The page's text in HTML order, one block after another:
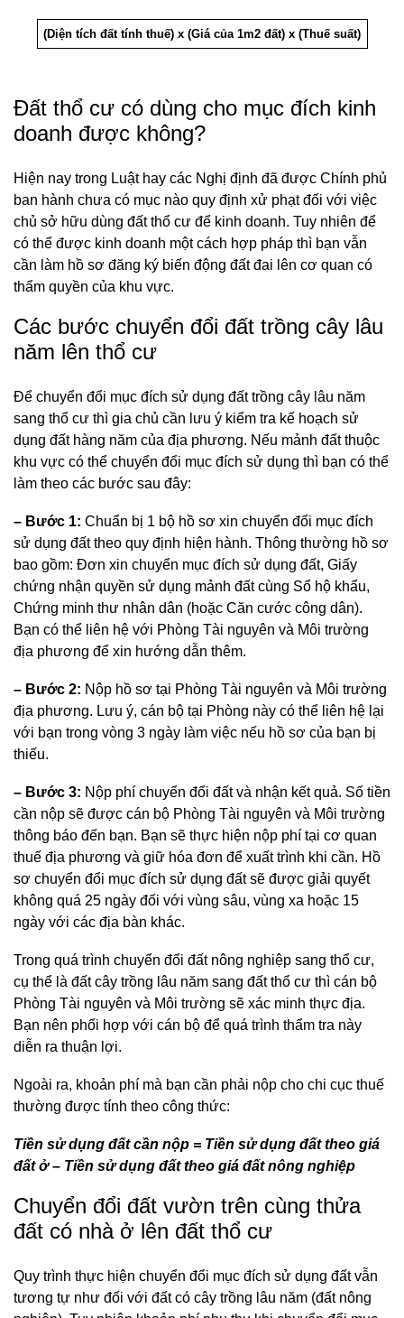
(Diện tích đất tính thuế) x (Giá của 1m2 đất) x (Thuế suất)
Đất thổ cư có dùng cho mục đích kinh
doanh được không?
Hiện nay trong Luật hay các Nghị định đã được Chính phủ
ban hành chưa có mục nào quy định xử phạt đối với việc
chủ sở hữu dùng đất thổ cư để kinh doanh. Tuy nhiên để
có thể được kinh doanh một cách hợp pháp thì bạn vẫn
cần làm hồ sơ đăng ký biến động đất đai lên cơ quan có
thẩm quyền của khu vực.
Các bước chuyển đổi đất trồng cây lâu
năm lên thổ cư
Để chuyển đổi mục đích sử dụng đất trồng cây lâu năm
sang thổ cư thì gia chủ cần lưu ý kiểm tra kế hoạch sử
dụng đất hàng năm của địa phương. Nếu mảnh đất thuộc
khu vực có thể chuyển đổi mục đích sử dụng thì bạn có thể
làm theo các bước sau đây:
– Bước 1: Chuẩn bị 1 bộ hồ sơ xin chuyển đổi mục đích
sử dụng đất theo quy định hiện hành. Thông thường hồ sơ
bao gồm: Đơn xin chuyển mục đích sử dụng đất, Giấy
chứng nhận quyền sử dụng mảnh đất cùng Sổ hộ khẩu,
Chứng minh thư nhân dân (hoặc Căn cước công dân).
Bạn có thể liên hệ với Phòng Tài nguyên và Môi trường
địa phương để xin hướng dẫn thêm.
– Bước 2: Nộp hồ sơ tại Phòng Tài nguyên và Môi trường
địa phương. Lưu ý, cán bộ tại Phòng này có thể liên hệ lại
với bạn trong vòng 3 ngày làm việc nếu hồ sơ của bạn bị
thiếu.
– Bước 3: Nộp phí chuyển đổi đất và nhận kết quả. Số tiền
cần nộp sẽ được cán bộ Phòng Tài nguyên và Môi trường
thông báo đến bạn. Bạn sẽ thực hiện nộp phí tại cơ quan
thuế địa phương và giữ hóa đơn để xuất trình khi cần. Hồ
sơ chuyển đổi mục đích sử dụng đất sẽ được giải quyết
không quá 25 ngày đối với vùng sâu, vùng xa hoặc 15
ngày với các địa bàn khác.
Trong quá trình chuyển đổi đất nông nghiệp sang thổ cư,
cụ thể là đất cây trồng lâu năm sang đất thổ cư thì cán bộ
Phòng Tài nguyên và Môi trường sẽ xác minh thực địa.
Bạn nên phối hợp với cán bộ để quá trình thẩm tra này
diễn ra thuận lợi.
Ngoài ra, khoản phí mà bạn cần phải nộp cho chi cục thuế
thường được tính theo công thức:
Tiền sử dụng đất cần nộp = Tiền sử dụng đất theo giá
đất ở – Tiền sử dụng đất theo giá đất nông nghiệp
Chuyển đổi đất vườn trên cùng thửa
đất có nhà ở lên đất thổ cư
Quy trình thực hiện chuyển đổi mục đích sử dụng đất vẫn
tương tự như đối với đất có cây trồng lâu năm (đất nông